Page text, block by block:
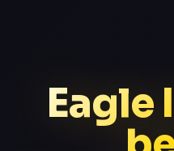
Eagle